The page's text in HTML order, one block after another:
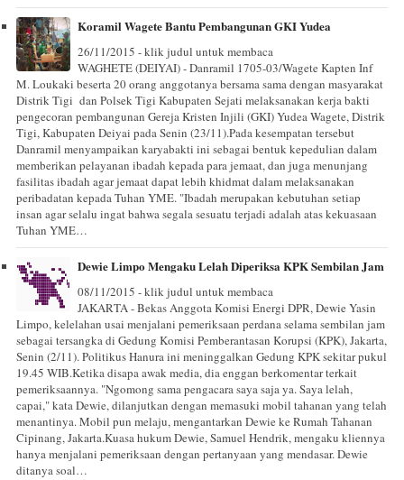
Koramil Wagete Bantu Pembangunan GKI Yudea
26/11/2015 - klik judul untuk membaca
WAGHETE (DEIYAI) - Danramil 1705-03/Wagete Kapten Inf
M. Loukaki beserta 20 orang anggotanya bersama sama dengan masyarakat
Distrik Tigi dan Polsek Tigi Kabupaten Sejati melaksanakan kerja bakti
pengecoran pembangunan Gereja Kristen Injili (GKI) Yudea Wagete, Distrik
Tigi, Kabupaten Deiyai pada Senin (23/11).Pada kesempatan tersebut
Danramil menyampaikan karyabakti ini sebagai bentuk kepedulian dalam
memberikan pelayanan ibadah kepada para jemaat, dan juga menunjang
fasilitas ibadah agar jemaat dapat lebih khidmat dalam melaksanakan
peribadatan kepada Tuhan YME. "Ibadah merupakan kebutuhan setiap
insan agar selalu ingat bahwa segala sesuatu terjadi adalah atas kekuasaan
Tuhan YME…
Dewie Limpo Mengaku Lelah Diperiksa KPK Sembilan Jam
08/11/2015 - klik judul untuk membaca
JAKARTA - Bekas Anggota Komisi Energi DPR, Dewie Yasin
Limpo, kelelahan usai menjalani pemeriksaan perdana selama sembilan jam
sebagai tersangka di Gedung Komisi Pemberantasan Korupsi (KPK), Jakarta,
Senin (2/11). Politikus Hanura ini meninggalkan Gedung KPK sekitar pukul
19.45 WIB.Ketika disapa awak media, dia enggan berkomentar terkait
pemeriksaannya. "Ngomong sama pengacara saya saja ya. Saya lelah,
capai," kata Dewie, dilanjutkan dengan memasuki mobil tahanan yang telah
menantinya. Mobil pun melaju, mengantarkan Dewie ke Rumah Tahanan
Cipinang, Jakarta.Kuasa hukum Dewie, Samuel Hendrik, mengaku kliennya
hanya menjalani pemeriksaan dengan pertanyaan yang mendasar. Dewie
ditanya soal…